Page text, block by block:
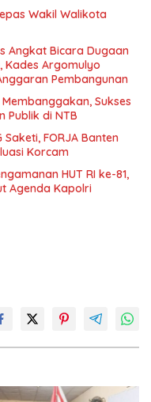
Wakil Walikota
Angkat Bicara Dugaan
Kades Argomulyo
Pembangunan
Sukses
Publik di NTB
FORJA Banten
Korcam
HUT RI ke-81,
Agenda Kapolri